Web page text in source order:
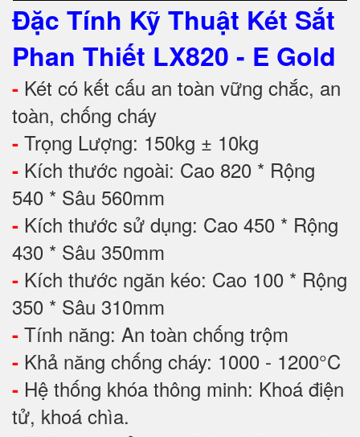
Đặc Tính Kỹ Thuật Két Sắt
Phan Thiết LX820 - E Gold
- Két có kết cấu an toàn vững chắc, an
toàn, chống cháy
- Trọng Lượng: 150kg ± 10kg
- Kích thước ngoài: Cao 820 * Rộng
540 * Sâu 560mm
- Kích thước sử dụng: Cao 450 * Rộng
430 * Sâu 350mm
- Kích thước ngăn kéo: Cao 100 * Rộng
350 * Sâu 310mm
- Tính năng: An toàn chống trộm
- Khả năng chống cháy: 1000 - 1200°C
- Hệ thống khóa thông minh: Khoá điện
tử, khoá chìa.